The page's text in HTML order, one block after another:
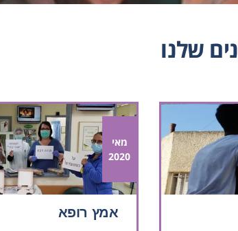
שלנו
מאי
2020
אמץ רופא